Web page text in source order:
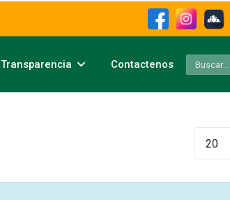
Transparencia Contactenos Buscar
Cantidad